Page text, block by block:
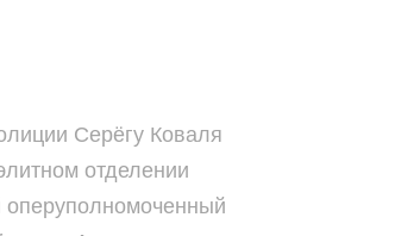
Серёгу Коваля
отделении